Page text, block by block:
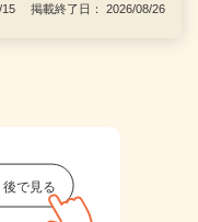
15 掲載終了日： 2026/08/26